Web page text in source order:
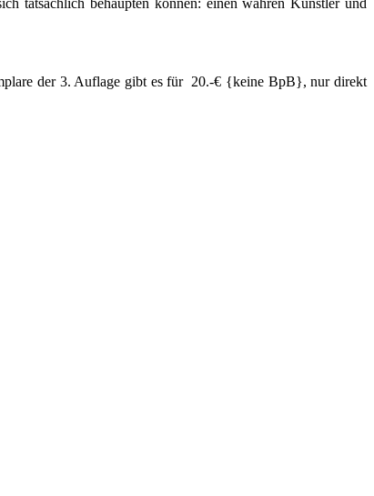
der 3. Auflage gibt es für 20.-€ {keine BpB}, nur direkt